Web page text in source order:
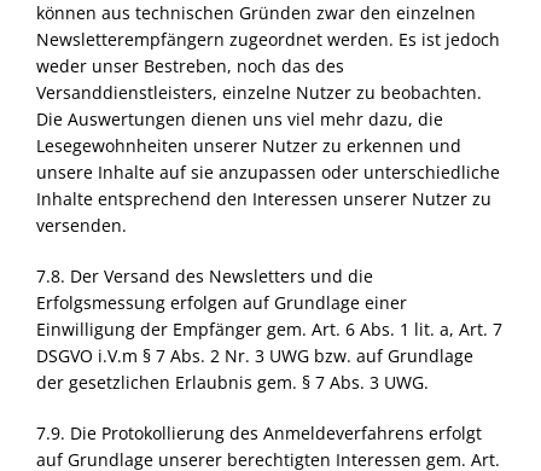
können aus technischen Gründen zwar den einzelnen
Newsletterempfängern zugeordnet werden. Es ist jedoch
weder unser Bestreben, noch das des
Versanddienstleisters, einzelne Nutzer zu beobachten.
Die Auswertungen dienen uns viel mehr dazu, die
Lesegewohnheiten unserer Nutzer zu erkennen und
unsere Inhalte auf sie anzupassen oder unterschiedliche
Inhalte entsprechend den Interessen unserer Nutzer zu
versenden.
7.8. Der Versand des Newsletters und die
Erfolgsmessung erfolgen auf Grundlage einer
Einwilligung der Empfänger gem. Art. 6 Abs. 1 lit. a, Art. 7
DSGVO i.V.m § 7 Abs. 2 Nr. 3 UWGbzw. auf Grundlage
der gesetzlichen Erlaubnis gem. § 7 Abs. 3 UWG.
7.9. Die Protokollierung des Anmeldeverfahrens erfolgt
auf Grundlage unserer berechtigten Interessen gem. Art.